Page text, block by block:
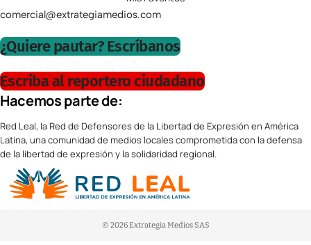
comercial@extrategiamedios.com
¿Quiere pautar? Escríbanos
Escriba al reportero ciudadano
Hacemos parte de:
Red Leal, la Red de Defensores de la Libertad de Expresión en América
Latina, una comunidad de medios locales comprometida con la defensa
de la libertad de expresión y la solidaridad regional.
© 2026 Extrategia Medios SAS